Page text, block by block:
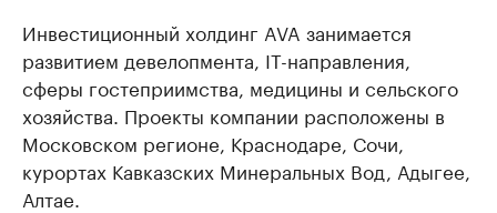
Инвестиционный холдинг AVA занимается
развитием девелопмента, IT-направления,
сферы гостеприимства, медицины и сельского
хозяйства. Проекты компании расположены в
Московском регионе, Краснодаре, Сочи,
курортах Кавказских Минеральных Вод, Адыгее,
Алтае.